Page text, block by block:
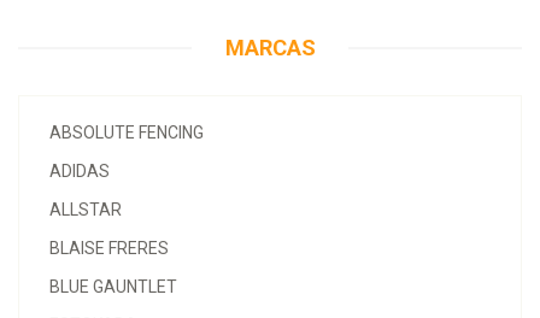
MARCAS
ABSOLUTE FENCING
ADIDAS
ALLSTAR
BLAISE FRERES
BLUE GAUNTLET